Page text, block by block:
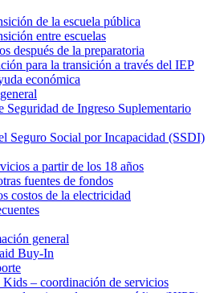
de la escuela pública
entre escuelas
después de la preparatoria
para la transición a través del IEP
económica
Seguridad de Ingreso Suplementario
Seguro Social por Incapacidad (SSDI)
a partir de los 18 años
fuentes de fondos
costos de la electricidad
general
Buy-In
– coordinación de servicios